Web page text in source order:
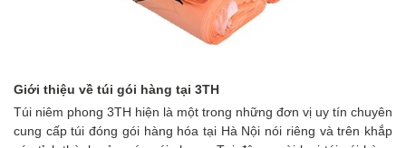
Giới thiệu về túi gói hàng tại 3TH
Túi niêm phong 3TH hiện là một trong những đơn vị uy tín chuyên
cung cấp túi đóng gói hàng hóa tại Hà Nội nói riêng và trên khắp